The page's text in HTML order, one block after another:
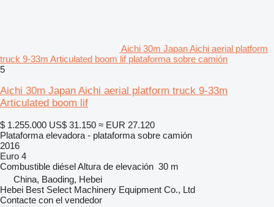
Aichi 30m Japan Aichi aerial platform
truck 9-33m Articulated boom lif plataforma sobre camión
5
Aichi 30m Japan Aichi aerial platform truck 9-33m
Articulated boom lif
$ 1.255.000 US$ 31.150 ≈ EUR 27.120
Plataforma elevadora - plataforma sobre camión
2016
Euro 4
Combustible diéselAltura de elevación 30 m
China, Baoding, Hebei
Hebei Best Select Machinery Equipment Co., Ltd
Contacte con el vendedor